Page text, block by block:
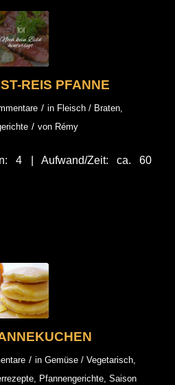
REIS PFANNE
/ in Fleisch / Braten,
/ von Rémy
4 | Aufwand/Zeit: ca. 60
/ in Gemüse / Vegetarisch,
, Pfannengerichte,Saison